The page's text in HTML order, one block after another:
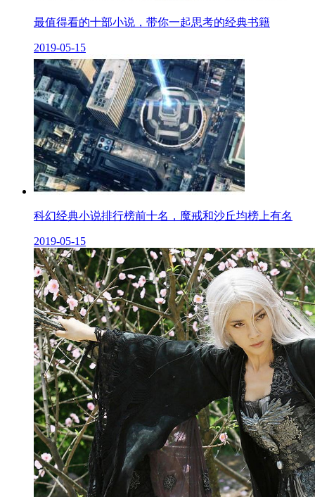
最值得看的十部小说，带你一起思考的经典书籍
2019-05-15
科幻经典小说排行榜前十名，魔戒和沙丘均榜上有名
2019-05-15